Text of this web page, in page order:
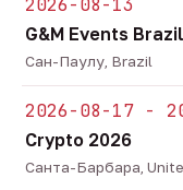
2026-08-13
G&M Events
Сан-Паулу, Brazil
2026-08-17 -
Crypto 2026
Санта-Барбара,